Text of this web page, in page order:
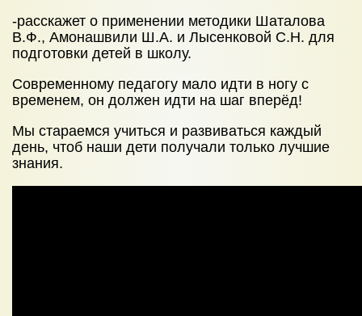
-расскажет о применении методики Шаталова
В.Ф., Амонашвили Ш.А. и Лысенковой С.Н. для
подготовки детей в школу.
Современному педагогу мало идти в ногу с
временем, он должен идти на шаг вперёд!
Мы стараемся учиться и развиваться каждый
день, чтоб наши дети получали только лучшие
знания.